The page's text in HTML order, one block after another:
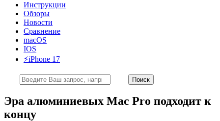
Инструкции
Обзоры
Новости
Сравнение
macOS
IOS
⚡️iPhone 17
Эра алюминиевых Mac Pro подходит к
концу